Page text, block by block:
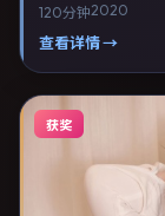
起在新加坡地区网
影与配乐上强调沉
120分钟2020
查看详情 →
获奖